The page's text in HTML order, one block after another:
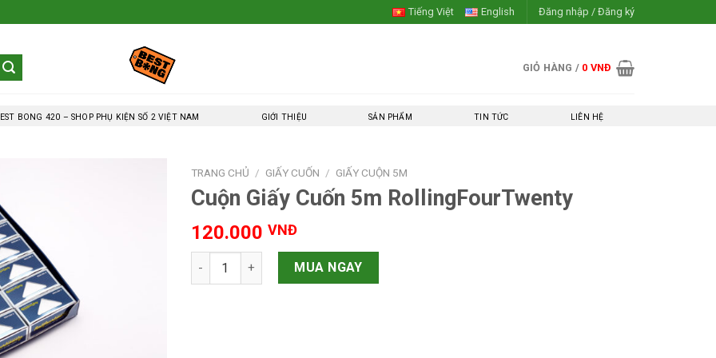
Tiếng Việt English Đăng nhập / Đăng ký
GIỎ HÀNG / 0 VNĐ
BONG 420 – SHOP PHỤ KIỆN SỐ 2 VIỆT NAM GIỚI THIỆU SẢN PHẨM TIN TỨC LIÊN HỆ
TRANG CHỦ / GIẤY CUỐN / GIẤY CUỘN 5M
Cuộn Giấy Cuốn 5m RollingFourTwenty
120.000 VNĐ
Cuộn Giấy Cuốn 5m RollingFourTwenty số lượng
MUA NGAY